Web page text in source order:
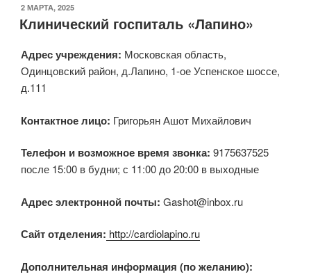
ОПУБЛИКОВАНО
2 МАРТА, 2025
Клинический госпиталь «Лапино»
Адрес учреждения: Московская область,
Одинцовский район, д.Лапино, 1-ое Успенское шоссе,
д.111
Контактное лицо: Григорьян Ашот Михайлович
Телефон и возможное время звонка: 9175637525
после 15:00 в будни; с 11:00 до 20:00 в выходные
Адрес электронной почты: Gashot@inbox.ru
Сайт отделения: http://cardiolapino.ru
Дополнительная информация (по желанию):